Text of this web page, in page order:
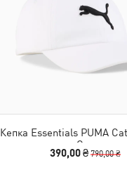
Кепка Essentials PUMA
Cap
390,00 ₴790,00 ₴